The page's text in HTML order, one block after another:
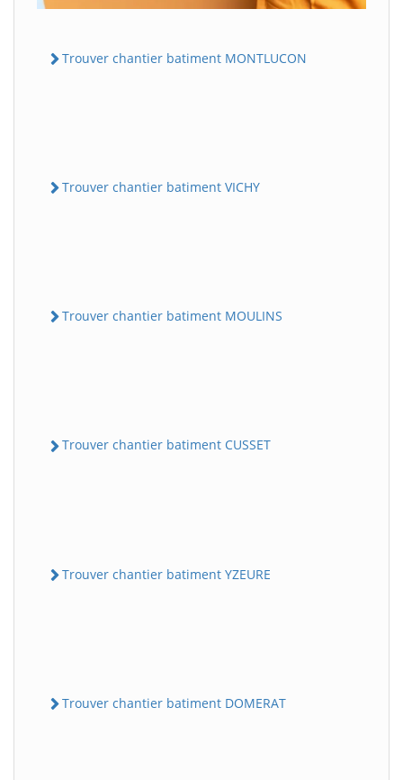
Trouver chantier batiment MONTLUCON
Trouver chantier batiment VICHY
Trouver chantier batiment MOULINS
Trouver chantier batiment CUSSET
Trouver chantier batiment YZEURE
Trouver chantier batiment DOMERAT